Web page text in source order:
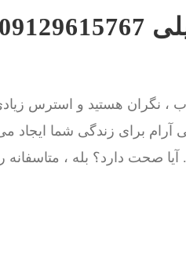
، نگران هستید و استرس
برای زندگی شما ایجاد
آیا صحت دارد؟ بله ،